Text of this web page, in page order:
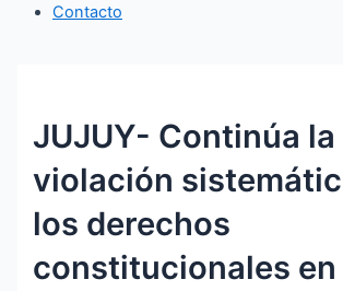
Contacto
JUJUY- Continúa la
violación
los derechos
constitucionales en